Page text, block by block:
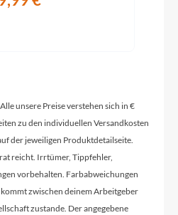
Griffe
SD with Barend
M8130-11 LG shadow+
unsere Preise verstehen sich in €
zu den individuellen Versandkosten
der jeweiligen Produktdetailseite.
reicht. Irrtümer, Tippfehler,
vorbehalten. Farbabweichungen
zwischen deinem Arbeitgeber
zustande. Der angegebene